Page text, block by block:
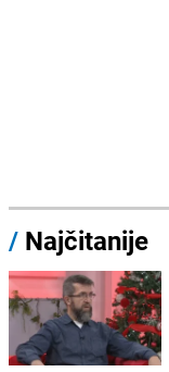
/ Najčitanije